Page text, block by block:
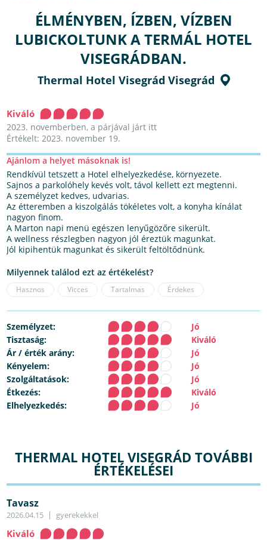
ÉLMÉNYBEN, ÍZBEN, VÍZBEN
LUBICKOLTUNK A TERMÁL HOTEL
VISEGRÁDBAN.
Thermal Hotel Visegrád Visegrád
Kiváló
2023. novemberben, a párjával járt itt
Értékelt: 2023. november 19.
Ajánlom a helyet másoknak is!
Rendkívül tetszett a Hotel elhelyezkedése, környezete.
Sajnos a parkolóhely kevés volt, távol kellett ezt megtenni.
A személyzet kedves, udvarias.
Az étteremben a kiszolgálás tökéletes volt, a konyha kínálat
nagyon finom.
A Marton napi menü egészen lenyűgözőre sikerült.
A wellness részlegben nagyon jól éreztük magunkat.
Jól kipihentük magunkat és sikerült feltöltődnünk.
Milyennek találod ezt az értékelést?
Hasznos Vicces Tartalmas Érdekes
Személyzet:
Jó
Tisztaság:
Kiváló
Ár / érték arány:
Jó
Kényelem:
Jó
Szolgáltatások:
Jó
Étkezés:
Kiváló
Elhelyezkedés:
Jó
THERMAL HOTEL VISEGRÁD TOVÁBBI
ÉRTÉKELÉSEI
Tavasz
2026.04.15 gyerekekkel
Kiváló